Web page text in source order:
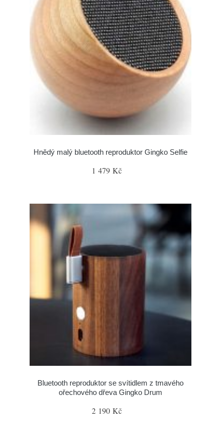
Hnědý malý bluetooth reproduktor Gingko Selfie
1 479 Kč
Bluetooth reproduktor se svítidlem z tmavého
ořechového dřeva Gingko Drum
2 190 Kč